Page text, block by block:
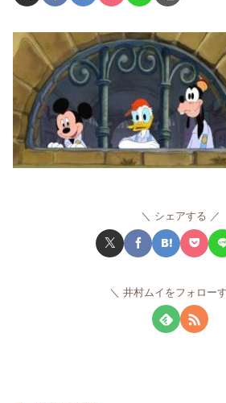
シェアする
井村ムイをフォロー